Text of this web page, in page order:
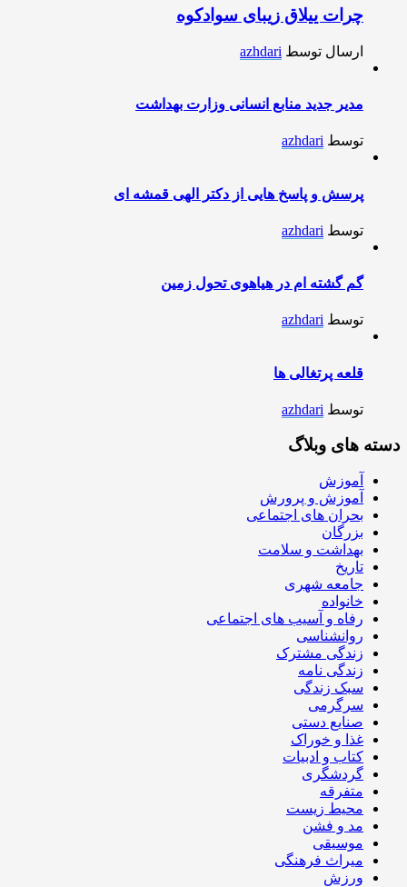
چرات ییلاق زیبای سوادکوه
ارسال توسط azhdari
مدیر جدید منابع انسانی وزارت بهداشت
توسط azhdari
پرسش و پاسخ هایی از دکتر الهی قمشه ای
توسط azhdari
گم گشته ام در هیاهوی تحول زمین
توسط azhdari
قلعه پرتغالی ها
توسط azhdari
دسته های وبلاگ
آموزش
آموزش و پرورش
بحران های اجتماعی
بزرگان
بهداشت و سلامت
تاریخ
جامعه شهری
خانواده
رفاه و آسیب های اجتماعی
روانشناسی
زندگی مشترک
زندگی نامه
سبک زندگی
سرگرمی
صنایع دستی
غذا و خوراک
کتاب و ادبیات
گردشگری
متفرقه
محیط زیست
مد و فشن
موسیقی
میراث فرهنگی
ورزش